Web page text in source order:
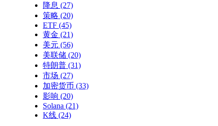
降息 (27)
策略 (20)
ETF (45)
黄金 (21)
美元 (56)
美联储 (20)
特朗普 (31)
市场 (27)
加密货币 (33)
影响 (20)
Solana (21)
K线 (24)